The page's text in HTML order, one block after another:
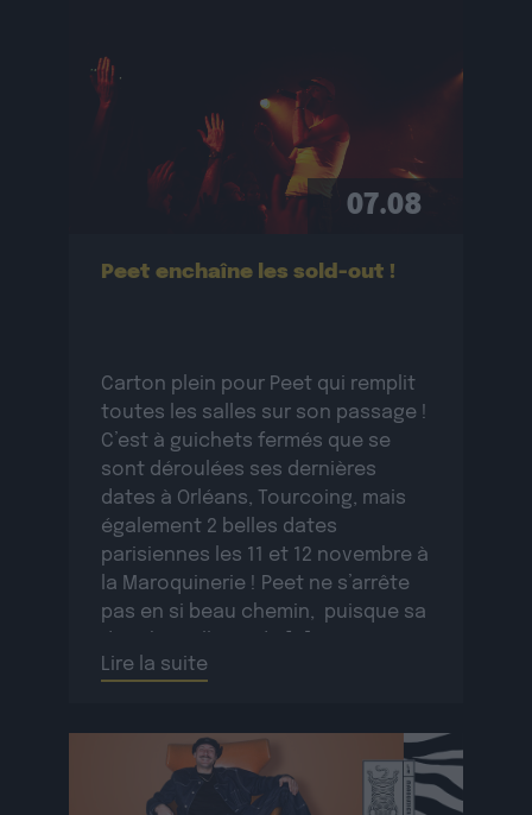
07.08
Peet enchaîne les sold-out !
Carton plein pour Peet qui remplit
toutes les salles sur son passage !
C’est à guichets fermés que se
sont déroulées ses dernières
dates à Orléans, Tourcoing, mais
également 2 belles dates
parisiennes les 11 et 12 novembre à
la Maroquinerie ! Peet ne s’arrête
pas en si beau chemin, puisque sa
Lire la suite